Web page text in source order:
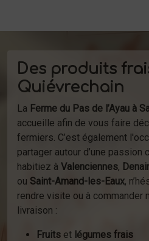
Des produits
Quiévrechain
La Ferme du Pas de l’Ayau à
accueille afin de vous faire
fermiers. C’est également
partager autour d’une passion
habitiez à Valenciennes,
ou Saint-Amand-les-Eaux,
rendre visite ou à commander
livraison :
Fruits et légumes frais